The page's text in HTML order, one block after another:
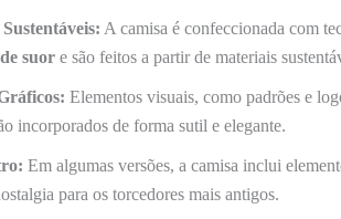
A camisa é confeccionada com
suor e são feitos a partir de materiais
Elementos visuais, como padrões e
incorporados de forma sutil e elegante.
Em algumas versões, a camisa inclui
para os torcedores mais antigos.